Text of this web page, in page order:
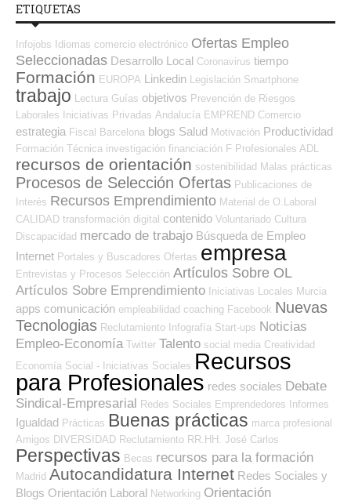
ETIQUETAS
Infojobs Idiomas comercio electrónico Ofertas Empleo
Seleccionadas Desarrollo Local Coronavirus tiempo
Formación EUROPA Linkedin Legislación Smartphone
trabajo Lectura Guías objetivos Prevención de Riesgos
Laborales
Iniciativas Privadas Andalucía EMPREND Comercio
estrategia Fiscal Barcelona blogs Salud Motivación Productividad
Formación Técnica investigación financiación F Profesionales ADL
recursos de orientación sostenibilidad Malas prácticas
Procesos de Selección Ofertas Publicaciones de
Interés Recursos Emprendimiento Material de O.Laboral
CALIDAD transformación digital contenido Voluntariado Cultura
Discapacidad mercado de trabajo Búsqueda de Empleo
Internet Portales y Buscadores Ofertas empresa
Entrevistas y Procesos Selección Artículos Sobre OL
Artículos Sobre Emprendimiento Iniciativas Locales Murcia
apps comunicación empleabilidad coaching Facebook Nuevas
Tecnologias Reclutamiento Infografía Start-ups Noticias
Empleo-Economía Twitter Talento social media Creatividad
Economía Social - Iniciativas Sociales Recursos
para Profesionales redes sociales Debate
Sindical-Empresarial Redes Sociales Emprendedores Informes
Igualdad Prácticas Buenas prácticas marca profesional
Amigos DIVERSIDAD Reclutamiento RR.HH. José Carlos
Perspectivas Becas recursos para la formación
Madrid Autocandidatura Internet Redes Sociales y
Blogs Orientación Laboral Networking Orientación